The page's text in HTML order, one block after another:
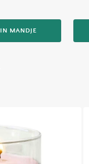
IN MANDJE